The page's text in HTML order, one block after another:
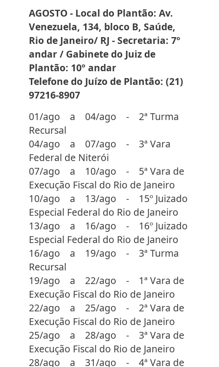
AGOSTO - Local do Plantão: Av.
Venezuela, 134, bloco B, Saúde,
Rio de Janeiro/ RJ - Secretaria: 7º
andar / Gabinete do Juiz de
Plantão: 10º andar
Telefone do Juízo de Plantão: (21)
97216-8907
01/ago a 04/ago - 2ª Turma
Recursal
04/ago a 07/ago - 3ª Vara
Federal de Niterói
07/ago a 10/ago - 5ª Vara de
Execução Fiscal do Rio de Janeiro
10/ago a 13/ago - 15º Juizado
Especial Federal do Rio de Janeiro
13/ago a 16/ago - 16º Juizado
Especial Federal do Rio de Janeiro
16/ago a 19/ago - 3ª Turma
Recursal
19/ago a 22/ago - 1ª Vara de
Execução Fiscal do Rio de Janeiro
22/ago a 25/ago - 2ª Vara de
Execução Fiscal do Rio de Janeiro
25/ago a 28/ago - 3ª Vara de
Execução Fiscal do Rio de Janeiro
28/ago a 31/ago - 4ª Vara de